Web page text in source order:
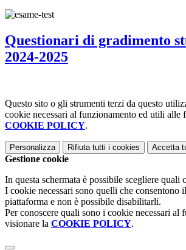
Questionari di gradimento
2024-2025
Questo sito o gli strumenti terzi da questo
cookie necessari al funzionamento ed utili alle
COOKIE POLICY.
Personalizza Rifiuta tutti i cookies Accetta
Gestione cookie
In questa schermata è possibile scegliere quali
I cookie necessari sono quelli che consentono
piattaforma e non è possibile disabilitarli.
Per conoscere quali sono i cookie necessari al
visionare la COOKIE POLICY.